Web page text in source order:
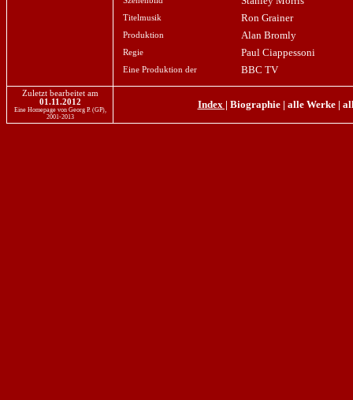
Titelmusik Ron Grainer
Produktion Alan Bromly
Regie Paul Ciappessoni
Eine Produktion der BBC TV
Zuletzt bearbeitet am
01.11.2012
Eine Homepage von Georg P. (GP),
2001-2013
Index | Biographie| alle Werke|